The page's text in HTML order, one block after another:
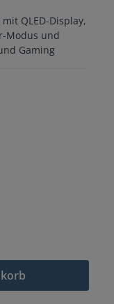
mit QLED-Display,
Modus und
Gaming